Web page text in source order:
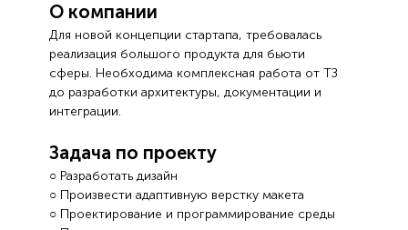
О компании
Для новой концепции стартапа, требовалась
реализация большого продукта для бьюти
сферы. Необходима комплексная работа от ТЗ
до разработки архитектуры, документации и
интеграции.
Задача по проекту
○ Разработать дизайн
○ Произвести адаптивную верстку макета
○ Проектирование и программирование среды